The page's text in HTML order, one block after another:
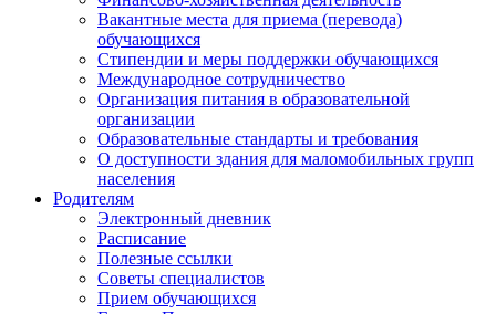
Вакантные места для приема (перевода)
обучающихся
Стипендии и меры поддержки обучающихся
Международное сотрудничество
Организация питания в образовательной
организации
Образовательные стандарты и требования
О доступности здания для маломобильных групп
населения
Родителям
Электронный дневник
Расписание
Полезные ссылки
Советы специалистов
Прием обучающихся